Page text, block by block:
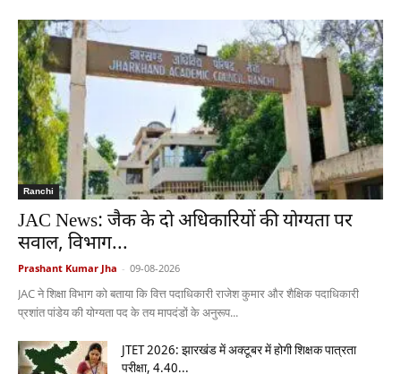
Ranchi
JAC News: जैक के दो अधिकारियों की योग्यता पर
सवाल, विभाग...
Prashant Kumar Jha - 09-08-2026
JAC ने शिक्षा विभाग को बताया कि वित्त पदाधिकारी राजेश कुमार और शैक्षिक पदाधिकारी
प्रशांत पांडेय की योग्यता पद के तय मापदंडों के अनुरूप...
JTET 2026: झारखंड में अक्टूबर में होगी शिक्षक पात्रता
परीक्षा, 4.40...